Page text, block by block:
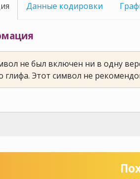
Данные кодировки
не был включен ни в одну
глифа. Этот символ не